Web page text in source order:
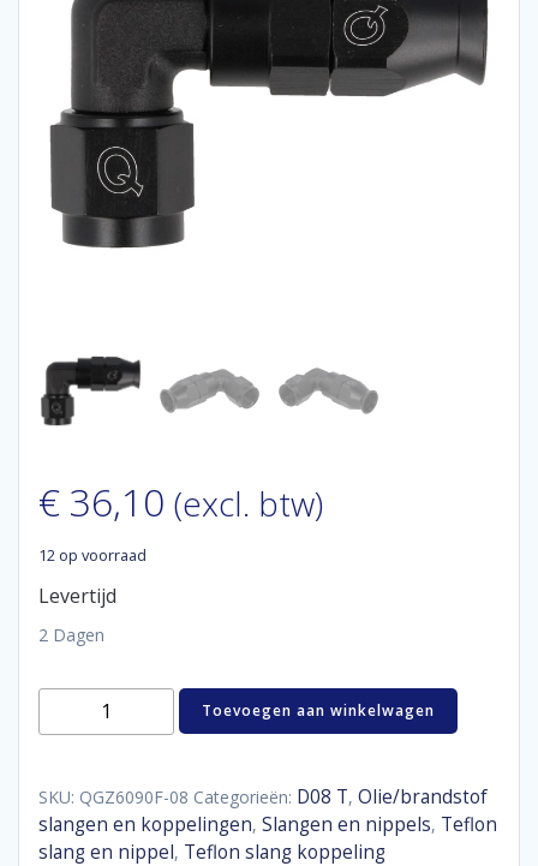
€ 36,10 (excl. btw)
12 op voorraad
Levertijd
2 Dagen
Hose
forged
D08
aantal
Toevoegen aan winkelwagen
SKU: QGZ6090F-08 Categorieën: D08 T, Olie/brandstof
slangen en koppelingen, Slangen en nippels, Teflon
slang en nippel, Teflon slang koppeling